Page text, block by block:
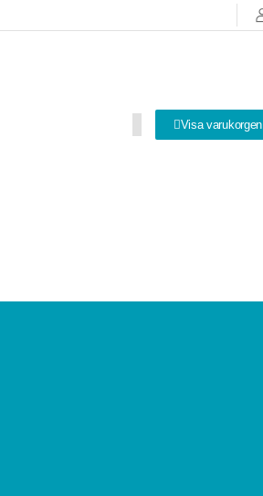
Visa varukorgen